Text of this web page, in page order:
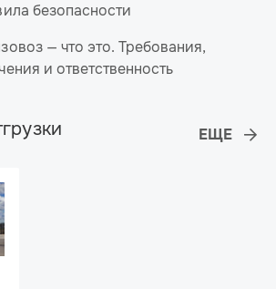
безопасности
— что это. Требования,
и ответственность